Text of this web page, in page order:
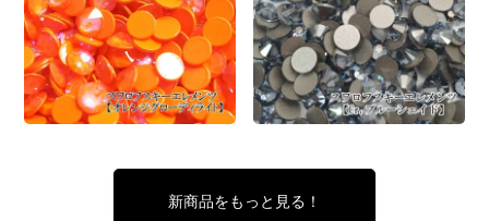
新商品をもっと見る！